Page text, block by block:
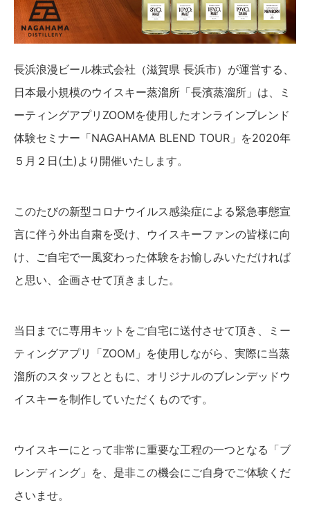
長浜浪漫ビール株式会社（滋賀県 長浜市）が運営する、
日本最小規模のウイスキー蒸溜所「長濱蒸溜所」は、ミ
ーティングアプリZOOMを使用したオンラインブレンド
体験セミナー「NAGAHAMA BLEND TOUR」を2020年
５月２日(土)より開催いたします。
このたびの新型コロナウイルス感染症による緊急事態宣
言に伴う外出自粛を受け、ウイスキーファンの皆様に向
け、ご自宅で一風変わった体験をお愉しみいただければ
と思い、企画させて頂きました。
当日までに専用キットをご自宅に送付させて頂き、ミー
ティングアプリ「ZOOM」を使用しながら、実際に当蒸
溜所のスタッフとともに、オリジナルのブレンデッドウ
イスキーを制作していただくものです。
ウイスキーにとって非常に重要な工程の一つとなる「ブ
レンディング」を、是非この機会にご自身でご体験くだ
さいませ。